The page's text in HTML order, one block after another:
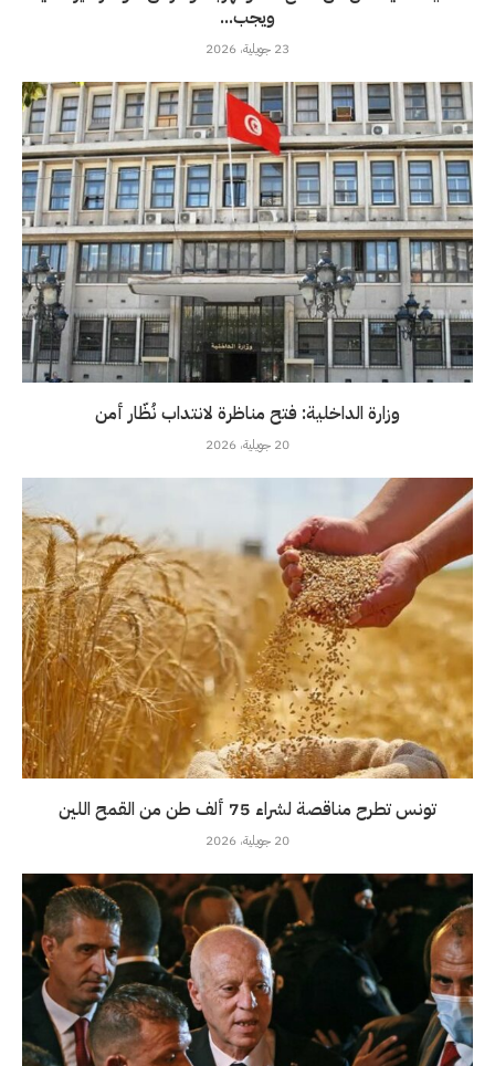
ويجب...
23 جويلية، 2026
وزارة الداخلية: فتح مناظرة لانتداب نُظّار أمن
20 جويلية، 2026
تونس تطرح مناقصة لشراء 75 ألف طن من القمح اللين
20 جويلية، 2026